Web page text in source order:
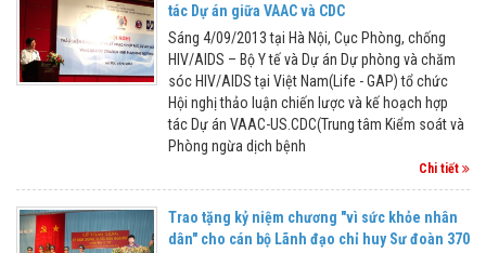
tác Dự án giữa VAAC và CDC
Sáng 4/09/2013 tại Hà Nội, Cục Phòng, chống
HIV/AIDS – Bộ Y tế và Dự án Dự phòng và chăm
sóc HIV/AIDS tại Việt Nam(Life - GAP) tổ chức
Hội nghị thảo luận chiến lược và kế hoạch hợp
tác Dự án VAAC-US.CDC(Trung tâm Kiểm soát và
Phòng ngừa dịch bệnh
Chi tiết
Trao tặng kỷ niệm chương "vì sức khỏe nhân
dân" cho cán bộ Lãnh đạo chỉ huy Sư đoàn 370